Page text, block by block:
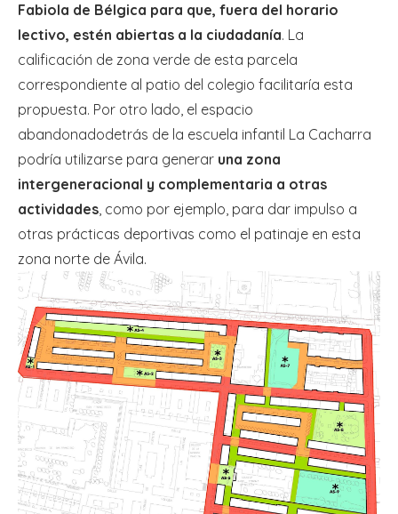
Fabiola de Bélgica para que, fuera del horario
lectivo, estén abiertas a la ciudadanía. La
calificación de zona verde de esta parcela
correspondiente al patio del colegio facilitaría esta
propuesta. Por otro lado, el espacio
abandonadodetrás de la escuela infantil La Cacharra
podría utilizarse para generar una zona
intergeneracional y complementaria a otras
actividades, como por ejemplo, para dar impulso a
otras prácticas deportivas como el patinaje en esta
zona norte de Ávila.